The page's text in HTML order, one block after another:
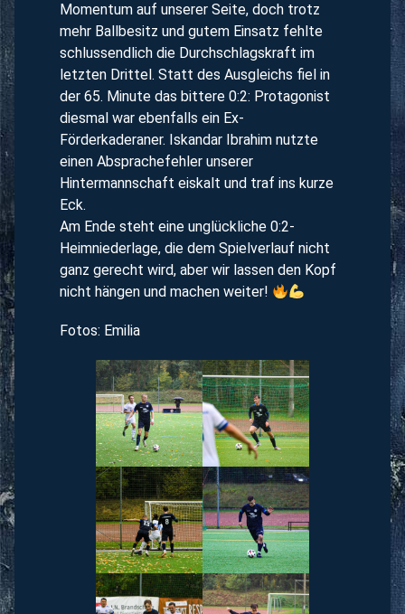
Momentum auf unserer Seite, doch trotz
mehr Ballbesitz und gutem Einsatz fehlte
schlussendlich die Durchschlagskraft im
letzten Drittel. Statt des Ausgleichs fiel in
der 65. Minute das bittere 0:2: Protagonist
diesmal war ebenfalls ein Ex-
Förderkaderaner. Iskandar Ibrahim nutzte
einen Absprachefehler unserer
Hintermannschaft eiskalt und traf ins kurze
Eck.
Am Ende steht eine unglückliche 0:2-
Heimniederlage, die dem Spielverlauf nicht
ganz gerecht wird, aber wir lassen den Kopf
nicht hängen und machen weiter!
Fotos: Emilia